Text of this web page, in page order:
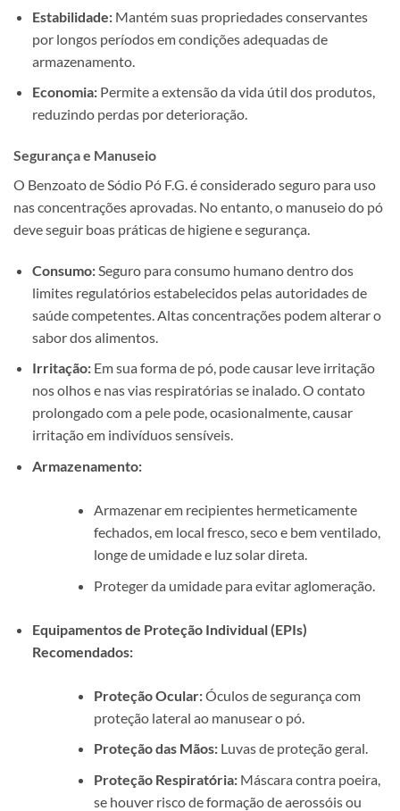
Estabilidade:Mantém suas propriedades conservantes
por longos períodos em condições adequadas de
armazenamento.
Economia:Permite a extensão da vida útil dos produtos,
reduzindo perdas por deterioração.
Segurança e Manuseio
O Benzoato de Sódio Pó F.G. é considerado seguro para uso
nas concentrações aprovadas. No entanto, o manuseio do pó
deve seguir boas práticas de higiene e segurança.
Consumo:Seguro para consumo humano dentro dos
limites regulatórios estabelecidos pelas autoridades de
saúde competentes. Altas concentrações podem alterar o
sabor dos alimentos.
Irritação:Em sua forma de pó, pode causar leve irritação
nos olhos e nas vias respiratórias se inalado. O contato
prolongado com a pele pode, ocasionalmente, causar
irritação em indivíduos sensíveis.
Armazenamento:
Armazenar em recipientes hermeticamente
fechados, em local fresco, seco e bem ventilado,
longe de umidade e luz solar direta.
Proteger da umidade para evitar aglomeração.
Equipamentos de Proteção Individual (EPIs)
Recomendados:
Proteção Ocular:Óculos de segurança com
proteção lateral ao manusear o pó.
Proteção das Mãos:Luvas de proteção geral.
Proteção Respiratória:Máscara contra poeira,
se houver risco de formação de aerossóis ou